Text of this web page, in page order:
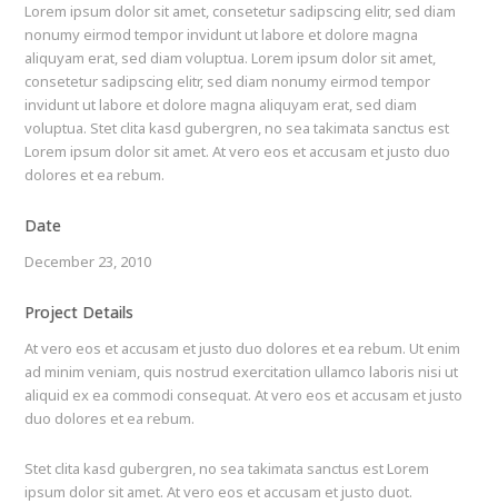
Lorem ipsum dolor sit amet, consetetur sadipscing elitr, sed diam
nonumy eirmod tempor invidunt ut labore et dolore magna
aliquyam erat, sed diam voluptua. Lorem ipsum dolor sit amet,
consetetur sadipscing elitr, sed diam nonumy eirmod tempor
invidunt ut labore et dolore magna aliquyam erat, sed diam
voluptua. Stet clita kasd gubergren, no sea takimata sanctus est
Lorem ipsum dolor sit amet. At vero eos et accusam et justo duo
dolores et ea rebum.
Date
December 23, 2010
Project Details
At vero eos et accusam et justo duo dolores et ea rebum. Ut enim
ad minim veniam, quis nostrud exercitation ullamco laboris nisi ut
aliquid ex ea commodi consequat. At vero eos et accusam et justo
duo dolores et ea rebum.
Stet clita kasd gubergren, no sea takimata sanctus est Lorem
ipsum dolor sit amet. At vero eos et accusam et justo duot.